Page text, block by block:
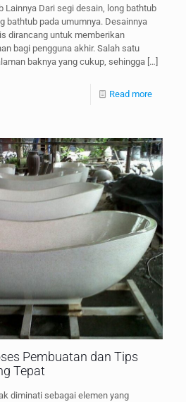
Lainnya Dari segi desain, long bathtub
bathtub pada umumnya. Desainnya
dirancang untuk memberikan
bagi pengguna akhir. Salah satu
baknya yang cukup, sehingga […]
Read more
Pembuatan dan Tips
Tepat
diminati sebagai elemen yang